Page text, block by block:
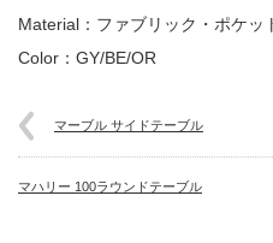
Material：ファブリック・ポケッ
Color：GY/BE/OR
マーブル サイドテーブル
マハリー 100ラウンドテーブル